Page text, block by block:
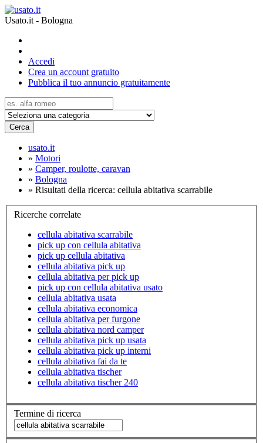
Usato.it - Bologna
Accedi
Crea un account gratuito
Pubblica il tuo annuncio gratuitamente
Cerca
usato.it
» Motori
» Camper, roulotte, caravan
» Bologna
» Risultati della ricerca: cellula abitativa scarrabile
Ricerche correlate
cellula abitativa scarrabile
pick up con cellula abitativa
pick up cellula abitativa
cellula abitativa pick up
cellula abitativa per pick up
pick up con cellula abitativa usato
cellula abitativa usata
cellula abitativa economica
cellula abitativa per furgone
cellula abitativa nord camper
cellula abitativa pick up usata
cellula abitativa pick up interni
cellula abitativa fai da te
cellula abitativa tischer
cellula abitativa tischer 240
Termine di ricerca